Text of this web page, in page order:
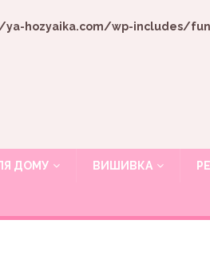
hozyaika.com/wp-includes/
ДОМУ ВИШИВКА